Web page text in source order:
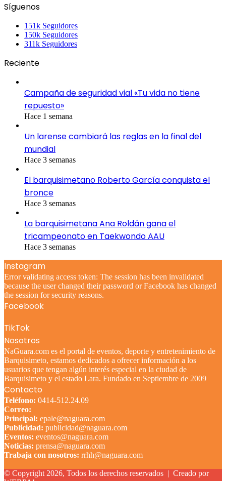
Síguenos
151k Seguidores
150k Seguidores
311k Seguidores
Reciente
Campaña de seguridad vial «Tu vida no tiene
repuesto»
Hace 1 semana
Un larense cambiará las reglas en la final del
mundial
Hace 3 semanas
El barquisimetano Roberto García conquista el
bronce
Hace 3 semanas
La barquisimetana Ana Roldán gana el
tricampeonato en Taekwondo AAU
Hace 3 semanas
Instagram
Error validating access token: The session has been invalidated
because the user changed their password or Facebook has changed
the session for security reasons.
Facebook
TikTok
Nosotros
NaGuara.com es el portal de eventos, deporte y entretenimiento de
Barquisimeto, estamos dedicados a ofrecer información a los
usuarios que tengan algún interés especial en la ciudad de
Barquisimeto y el estado Lara. Fundado en Septiembre de 2009
Contacto
Teléfono: 0414-512.24.09
Correo:
Principal: epale@naguara.com
Publicidad: publicidad@naguara.com
Eventos: eventos@naguara.com
Noticias: prensa@naguara.com
Trabaja con nosotros: rrhh@naguara.com
© Copyright 2026, Todos los derechos reservados | Creado por